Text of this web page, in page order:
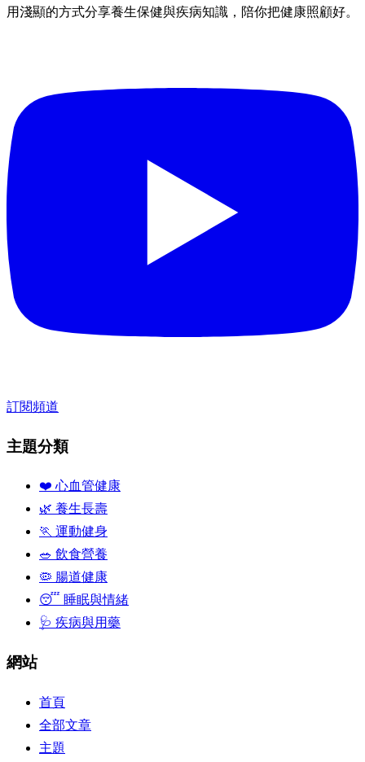
用淺顯的方式分享養生保健與疾病知識，陪你把健康照顧好。
訂閱頻道
主題分類
❤️ 心血管健康
🌿 養生長壽
🏃 運動健身
🥗 飲食營養
🦠 腸道健康
😴 睡眠與情緒
🩺 疾病與用藥
網站
首頁
全部文章
主題